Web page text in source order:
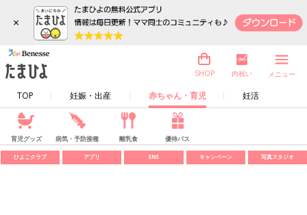
×
TOP 妊娠・出産 赤ちゃん・育児 妊活
SHOP 内祝い メニュー
育児グッズ 病気・予防接種 離乳食 優待パス
ひよこクラブ アプリ SNS キャンペーン 写真スタジオ